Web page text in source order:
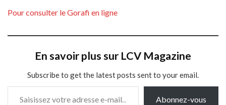
Pour consulter le Gorafi en ligne
En savoir plus sur LCV Magazine
Subscribe to get the latest posts sent to your email.
Saisissez votre adresse e-mail…
Abonnez-vous